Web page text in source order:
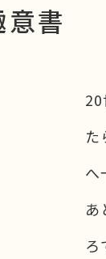
書
た
へ
あ
ろ